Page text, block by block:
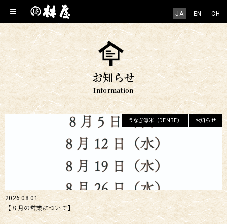
JA EN CH
お知らせ
Information
うなぎ傳米（DENBE） お知らせ
2026.08.01
【８月の営業について】